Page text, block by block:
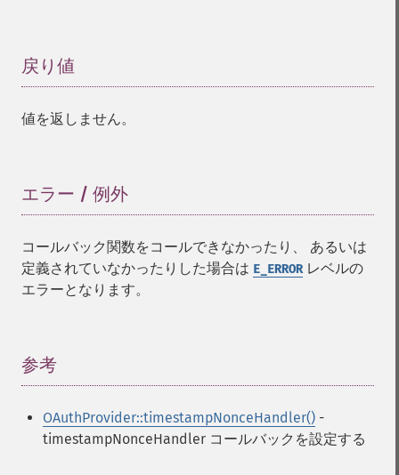
戻り値
値を返しません。
エラー / 例外
コールバック関数をコールできなかったり、 あるいは
定義されていなかったりした場合は E_ERRORレベルの
エラーとなります。
参考
OAuthProvider::timestampNonceHandler() -
timestampNonceHandler コールバックを設定する